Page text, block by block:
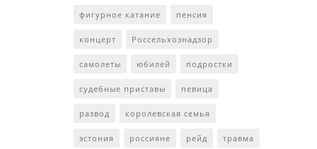
фигурное катание пенсия
концерт Россельхознадзор
самолеты юбилей подростки
судебные приставы певица
развод королевская семья
эстония россияне рейд травма